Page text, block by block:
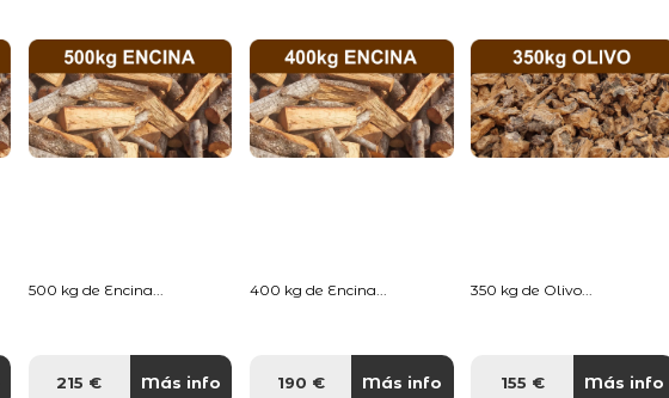
500 kg de Encina...
215 € Más info
400 kg de Encina...
190 € Más info
350 kg de Olivo...
155 € Más info